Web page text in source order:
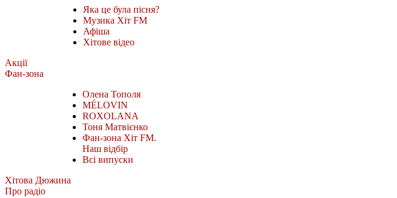
Яка це була пісня?
Музика Хіт FM
Афіша
Хітове відео
Акції
Фан-зона
Олена Тополя
MÉLOVIN
ROXOLANA
Тоня Матвієнко
Фан-зона Хіт FM.
Наш відбір
Всі випуски
Хітова Дюжина
Про радіо